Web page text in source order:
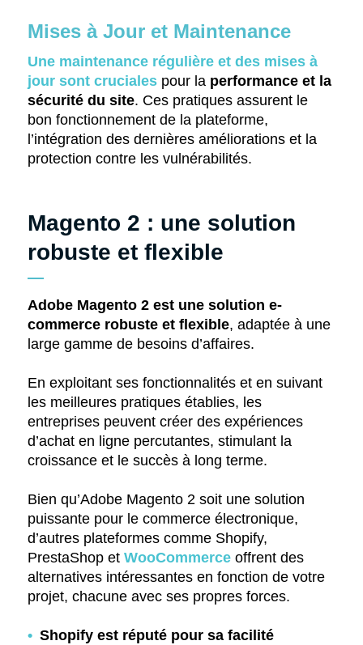
Mises à Jour et Maintenance
Une maintenance régulière et des mises à
jour sont crucialespour la performance et la
sécurité du site. Ces pratiques assurent le
bon fonctionnement de la plateforme,
l’intégration des dernières améliorations et la
protection contre les vulnérabilités.
Magento 2 : une solution
robuste et flexible
Adobe Magento 2 est une solution e-
commerce robuste et flexible, adaptée à une
large gamme de besoins d’affaires.
En exploitant ses fonctionnalités et en suivant
les meilleures pratiques établies, les
entreprises peuvent créer des expériences
d’achat en ligne percutantes, stimulant la
croissance et le succès à long terme.
Bien qu’Adobe Magento 2 soit une solution
puissante pour le commerce électronique,
d’autres plateformes comme Shopify,
PrestaShop et WooCommerceoffrent des
alternatives intéressantes en fonction de votre
projet, chacune avec ses propres forces.
Shopify est réputé pour sa facilité